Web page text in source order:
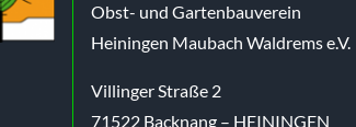
Obst- und Gartenbauverein
Heiningen Maubach Waldrems e.V.
Villinger Straße 2
71522 Backnang – HEININGEN